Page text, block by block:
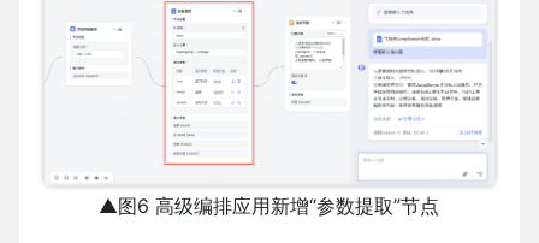
▲图6 高级编排应用新增“参数提取”节点